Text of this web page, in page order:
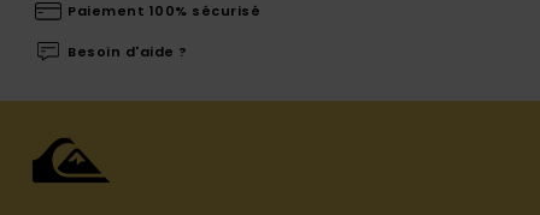
Paiement 100% sécurisé
Besoin d'aide ?